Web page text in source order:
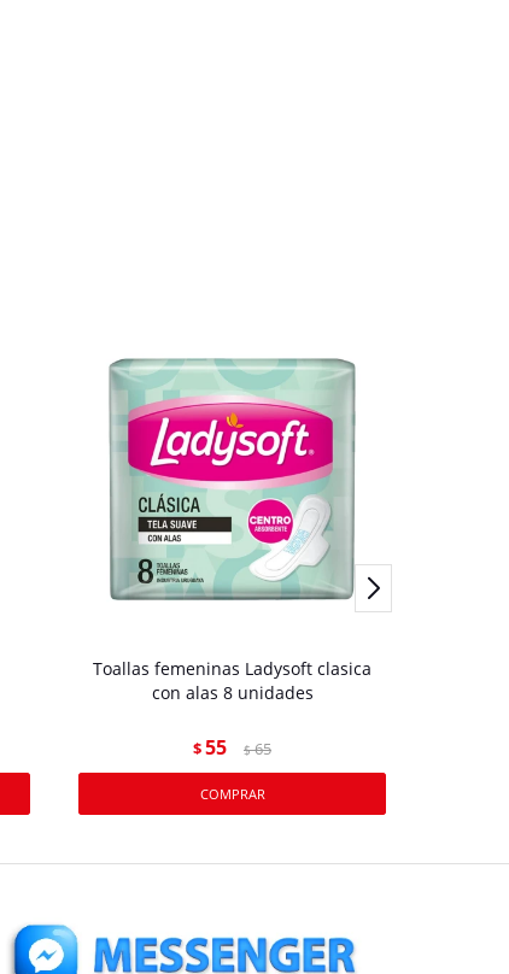
Toallas femeninas Ladysoft clasica
con alas 8 unidades
$55 $ 65